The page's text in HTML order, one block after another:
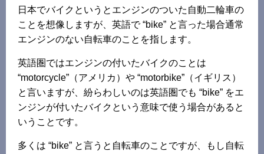
日本でバイクというとエンジンのついた自動二輪車の
ことを想像しますが、英語で “bike” と言った場合通常
エンジンのない自転車のことを指します。
英語圏ではエンジンの付いたバイクのことは
“motorcycle”（アメリカ）や “motorbike”（イギリス）
と言いますが、紛らわしいのは英語圏でも “bike” をエ
ンジンが付いたバイクという意味で使う場合があると
いうことです。
多くは “bike” と言うと自転車のことですが、もし自転